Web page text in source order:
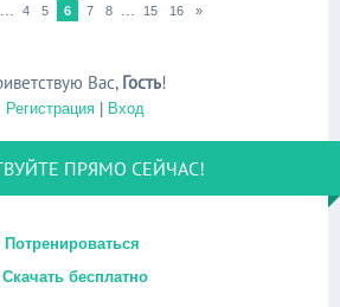
... 4 5 6 7 8 ... 15 16 »
Вас, Гость!
Регистрация| Вход
ПРЯМО СЕЙЧАС!
Потренироваться
Скачать бесплатно